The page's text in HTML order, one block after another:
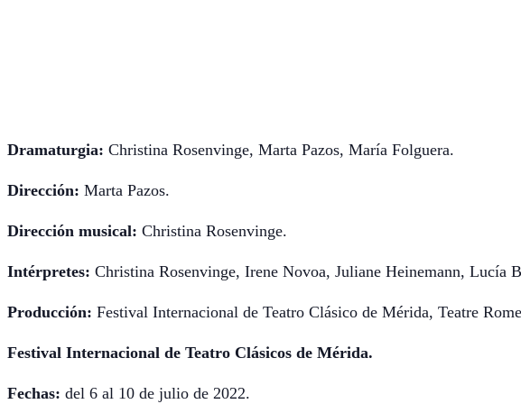
Dramaturgia: Christina Rosenvinge, Marta Pazos, María Folguera.
Dirección: Marta Pazos.
Dirección musical: Christina Rosenvinge.
Intérpretes: Christina Rosenvinge, Irene Novoa, Juliane Heinemann, Lucía
Producción: Festival Internacional de Teatro Clásico de Mérida, Teatre
Festival Internacional de Teatro Clásicos de Mérida.
Fechas: del 6 al 10 de julio de 2022.